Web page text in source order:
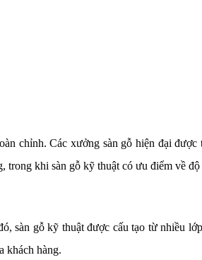
chỉnh. Các xưởng sàn gỗ hiện đại
trong khi sàn gỗ kỹ thuật có ưu điểm về
sàn gỗ kỹ thuật được cấu tạo từ nhiều
khách hàng.